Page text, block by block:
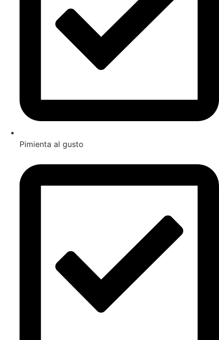
Pimienta al gusto